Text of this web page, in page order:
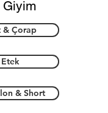
& Çorap
Etek
& Short